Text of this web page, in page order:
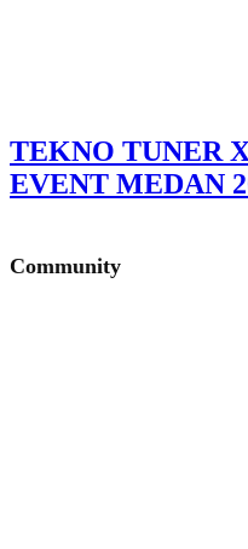
TEKNO TUNER
EVENT MEDAN
Community